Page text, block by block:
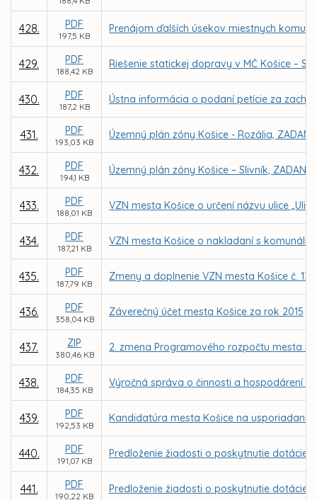
428. PDF
197,5 KB
Prenájom ďalších úsekov miestnych
429. PDF
188,42 KB
Riešenie statickej dopravy v MČ Košice –
430. PDF
187,2 KB
Ústna informácia o podaní petície za
431. PDF
193,03 KB
Územný plán zóny Košice - Rozália,
432. PDF
194,1 KB
Územný plán zóny Košice – Slivník, ZADANIE
433. PDF
188,01 KB
VZN mesta Košice o určení názvu ulice
434. PDF
187,21 KB
VZN mesta Košice o nakladaní s
435. PDF
187,79 KB
Zmeny a doplnenie VZN mesta Košice č.
436. PDF
358,04 KB
Záverečný účet mesta Košice za rok 2015
437. ZIP
380,46 KB
2. zmena Programového rozpočtu mesta
438. PDF
184,35 KB
Výročná správa o činnosti a hospodárení
439. PDF
192,53 KB
Kandidatúra mesta Košice na usporiadanie
440. PDF
191,07 KB
Predloženie žiadosti o poskytnutie dotácie
441. PDF
190,22 KB
Predloženie žiadosti o poskytnutie dotácie